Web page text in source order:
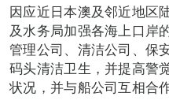
因应近日本澳及邻近地区
及水务局加强各海上口岸
管理公司、清洁公司、保
码头清洁卫生，并提高警
状况，并与船公司互相合